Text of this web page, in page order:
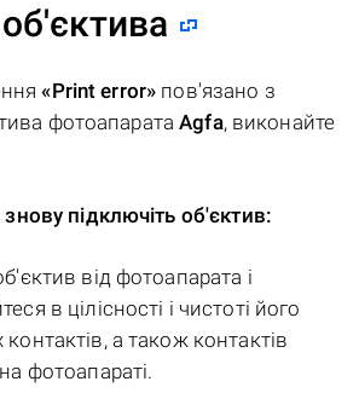
«Print error» пов'язано з
фотоапаратаAgfa, виконайте
знову підключіть об'єктив:
від фотоапарата і
в цілісності і чистоті його
а також контактів
фотоапараті.